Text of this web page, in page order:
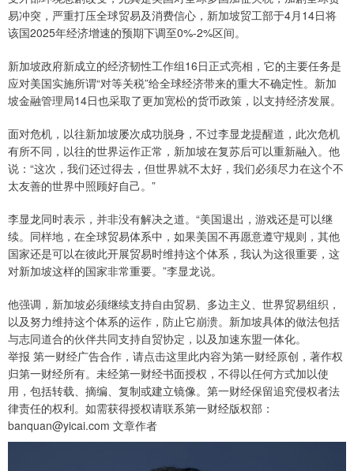
易冲突，严重打压全球贸易及消费信心，新加坡贸工部于4月14日将
该国2025年经济增速的预期下调至0%-2%区间。
新加坡政府新成立的经济韧性工作组16日正式亮相，它的主要任务是
应对美国实施所谓“对等关税”给全球经济带来的重大不确定性。新加
坡金融管理局14日也采取了更加宽松的货币政策，以支持经济发展。
面对危机，以往新加坡屡次成功脱身，不过李显龙提醒道，此次危机
有所不同，以往的世界运作正常，新加坡在复苏后可以重新融入。他
说：“这次，我们还过得去，但世界就不太好，我们必须尽力在这个不
太友善的世界中照顾好自己。”
李显龙同时表示，并非没有解决之道。“美国退出，游戏还是可以继
续。同样地，在全球贸易体系中，如果美国不再愿意遵守规则，其他
国家还是可以在彼此开展贸易时维持这个体系，我认为这很重要，这
对新加坡这样的国家非常重要。”李显龙说。
他强调，新加坡必须继续支持自由贸易、多边主义、世界贸易组织，
以及努力维持这个体系的运作，防止它崩溃。新加坡具体的做法包括
与志同道合的伙伴共同支持自贸协定，以及加速东盟一体化。
举报 第一财经广告合作，请点击这里此内容为第一财经原创，著作权
归第一财经所有。未经第一财经书面授权，不得以任何方式加以使
用，包括转载、摘编、复制或建立镜像。第一财经保留追究侵权者法
律责任的权利。如需获得授权请联系第一财经版权部：
banquan@yicai.com 文章作者